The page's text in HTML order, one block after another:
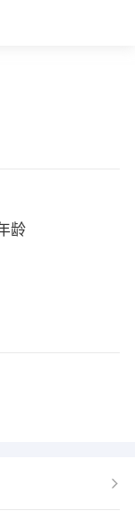
龄